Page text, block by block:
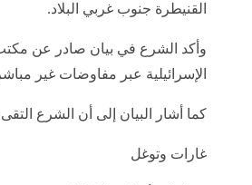
القنيطرة جنوب غربي البلاد.
وأكد الشرع في بيان صادر عن مكتب
الإسرائيلية عبر مفاوضات غير
كما أشار البيان إلى أن الشرع
غارات وتوغل